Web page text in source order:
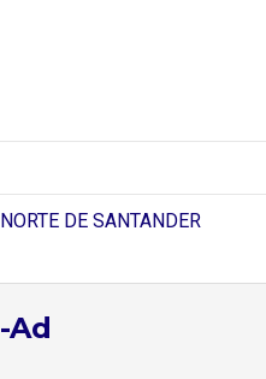
DE SANTANDER